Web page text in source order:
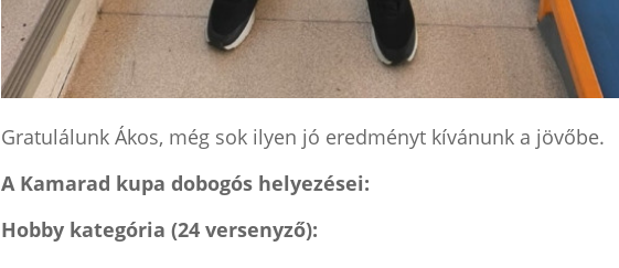
Gratulálunk Ákos, még sok ilyen jó eredményt kívánunk a jövőbe.
A Kamarad kupa dobogós helyezései:
Hobby kategória (24 versenyző):